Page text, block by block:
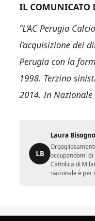
IL COMUNICATO
”L’AC Perugia
l’acquisizione dei
Perugia con la
1998. Terzino
2014. In Nazionale
LB
Laura Bisogno
occupandomi
Cattolica di
nazionale è per